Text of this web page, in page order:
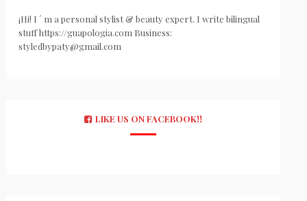
¡Hi! I ´ m a personal stylist & beauty expert. I write bilingual
stuff https://guapologia.com Business:
styledbypaty@gmail.com
LIKE US ON FACEBOOK!!